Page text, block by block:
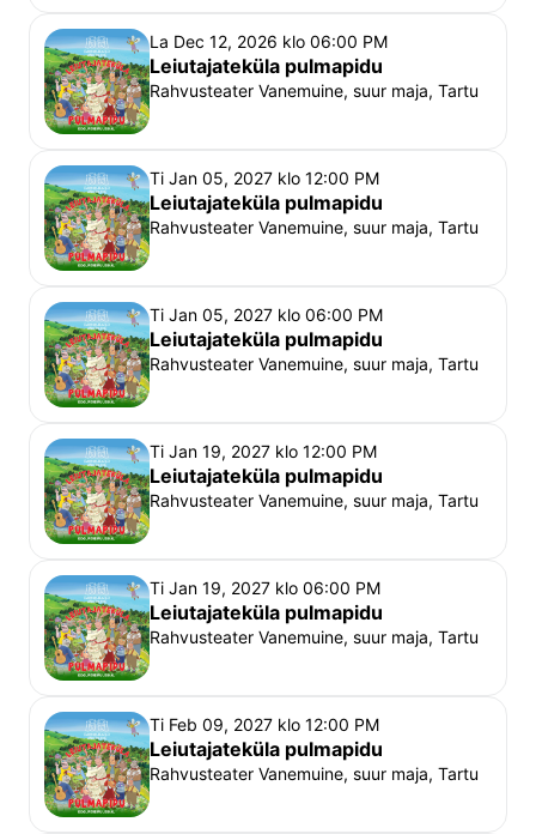
La Dec 12, 2026 klo 06:00 PM
Leiutajateküla pulmapidu
Rahvusteater Vanemuine, suur maja, Tartu
Ti Jan 05, 2027 klo 12:00 PM
Leiutajateküla pulmapidu
Rahvusteater Vanemuine, suur maja, Tartu
Ti Jan 05, 2027 klo 06:00 PM
Leiutajateküla pulmapidu
Rahvusteater Vanemuine, suur maja, Tartu
Ti Jan 19, 2027 klo 12:00 PM
Leiutajateküla pulmapidu
Rahvusteater Vanemuine, suur maja, Tartu
Ti Jan 19, 2027 klo 06:00 PM
Leiutajateküla pulmapidu
Rahvusteater Vanemuine, suur maja, Tartu
Ti Feb 09, 2027 klo 12:00 PM
Leiutajateküla pulmapidu
Rahvusteater Vanemuine, suur maja, Tartu